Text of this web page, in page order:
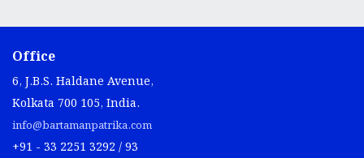
Office
6, J.B.S. Haldane Avenue,
Kolkata 700 105, India.
info@bartamanpatrika.com
+91 - 33 2251 3292 / 93